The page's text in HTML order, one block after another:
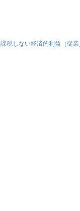
課税しない経済的利益（従